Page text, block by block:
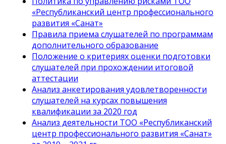
«Республиканский центр профессионального
развития «Санат»
Правила приема слушателей по программам
дополнительного образование
Положение о критериях оценки подготовки
слушателей при прохождении итоговой
аттестации
Анализ анкетирования удовлетворенности
слушателей на курсах повышения
квалификации за 2020 год
Анализ деятельности ТОО «Республиканский
центр профессионального развития «Санат»